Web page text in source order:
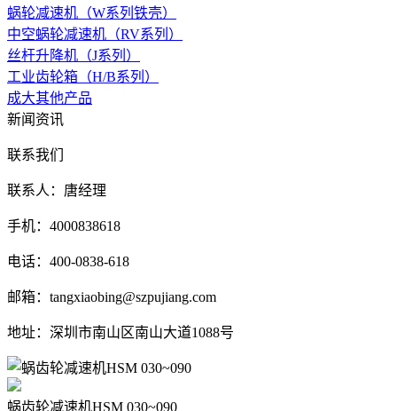
蜗轮减速机（W系列铁壳）
中空蜗轮减速机（RV系列）
丝杆升降机（J系列）
工业齿轮箱（H/B系列）
成大其他产品
新闻资讯
联系我们
联系人：唐经理
手机：4000838618
电话：400-0838-618
邮箱：tangxiaobing@szpujiang.com
地址：深圳市南山区南山大道1088号
蜗齿轮减速机HSM 030~090